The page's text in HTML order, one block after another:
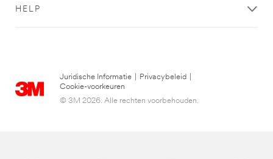
HELP
Juridische Informatie Privacybeleid
Cookie-voorkeuren
© 3M 2026. Alle rechten voorbehouden.